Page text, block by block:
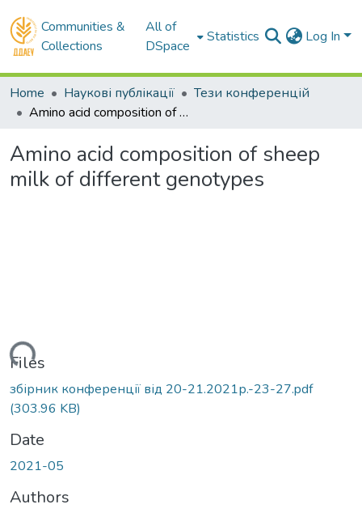
Communities &
Collections
All of
DSpace
Statistics Log In
Home Наукові публікації
Тези конференцій
Amino acid composition of sheep milk of different genotypes
Amino acid composition of sheep
milk of different genotypes
Files
збірник конференції від 20-21.2021р.-23-27.pdf
(303.96 KB)
Date
2021-05
Authors